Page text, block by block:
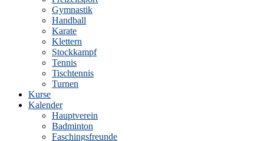
Gymnastik
Handball
Karate
Klettern
Stockkampf
Tennis
Tischtennis
Turnen
Kurse
Kalender
Hauptverein
Badminton
Faschingsfreunde